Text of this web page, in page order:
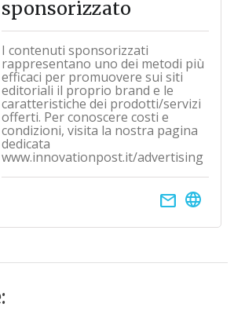
sponsorizzato
I contenuti sponsorizzati
rappresentano uno dei metodi più
efficaci per promuovere sui siti
editoriali il proprio brand e le
caratteristiche dei prodotti/servizi
offerti. Per conoscere costi e
condizioni, visita la nostra pagina
dedicata
www.innovationpost.it/advertising
email